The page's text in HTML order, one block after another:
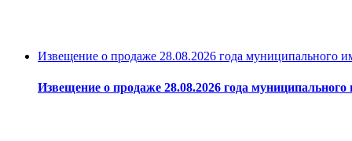
Извещение о продаже 28.08.2026 года муниципального
Извещение о продаже 28.08.2026 года